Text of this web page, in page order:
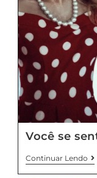
Você se
Continuar Lendo